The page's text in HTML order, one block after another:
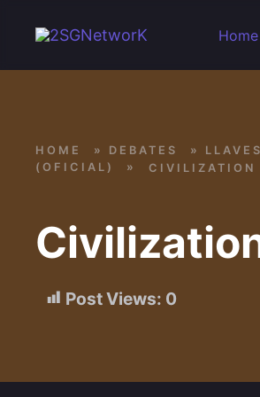
Home
Post Views: 0
HOME » DEBATES »
(OFICIAL)
» CIVILIZATION